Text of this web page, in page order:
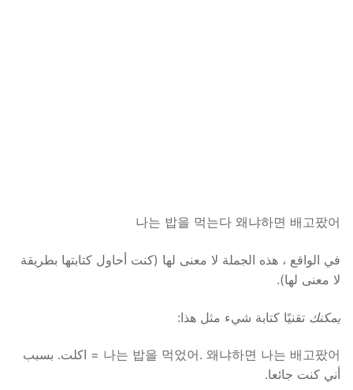
나는 밥을 먹는다 왜냐하면 배고팠어
في الواقع ، هذه الجملة لا معنى لها (كنت أحاول كتابتها بطريقة
لا معنى لها).
يمكنك تقنيًا كتابة شيء مثل هذا:
나는 밥을 먹었어. 왜냐하면 나는 배고팠어 = اكلت. بسبب
أني كنت جائعا.